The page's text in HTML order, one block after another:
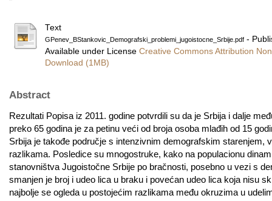
Text
GPenev_BStankovic_Demografski_problemi_jugoistocne_Srbije.pdf -
Available under License Creative Commons Attribution
Download (1MB)
Abstract
Rezultati Popisa iz 2011. godine potvrdili su da je Srbija i dalje
preko 65 godina je za petinu veći od broja osoba mlađih od 15
Srbija je takođe područje s intenzivnim demografskim
razlikama. Posledice su mnogostruke, kako na populacionu
stanovništva Jugoistočne Srbije po bračnosti, posebno u vezi s
smanjen je broj i udeo lica u braku i povećan udeo lica koja nisu
najbolje se ogleda u postojećim razlikama među okruzima u